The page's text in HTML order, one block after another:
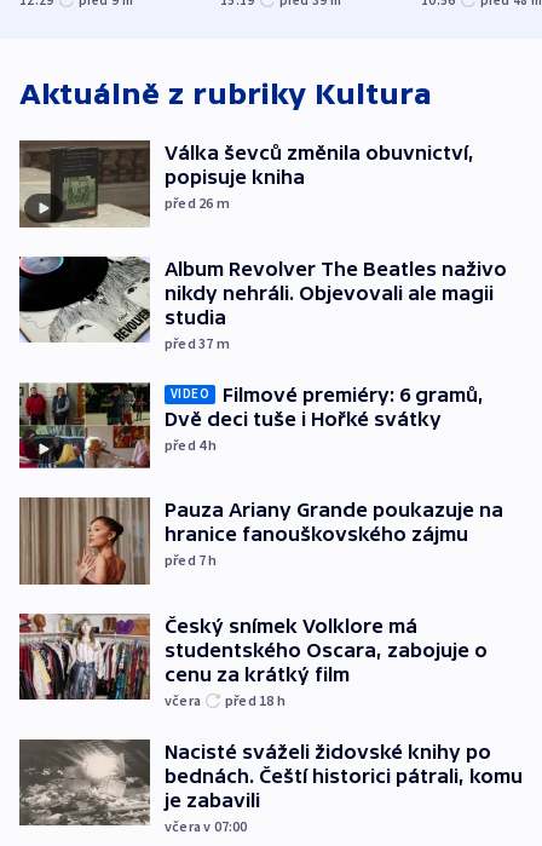
Aktuálně z rubriky Kultura
Válka ševců změnila obuvnictví,
popisuje kniha
před 26 m
Album Revolver The Beatles naživo
nikdy nehráli. Objevovali ale magii
studia
před 37 m
VIDEO
Filmové premiéry: 6 gramů,
Dvě deci tuše i Hořké svátky
před 4h
Pauza Ariany Grande poukazuje na
hranice fanouškovského zájmu
před 7h
Český snímek Volklore má
studentského Oscara, zabojuje o
cenu za krátký film
včera před 18 h
Nacisté sváželi židovské knihy po
bednách. Čeští historici pátrali, komu
je zabavili
včera v 07:00